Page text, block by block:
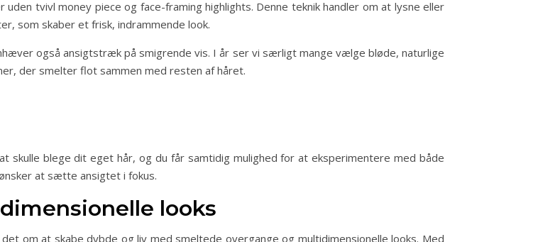
tvivl money piece og face-framing highlights. Denne teknik handler om at lysne eller
som skaber et frisk, indrammende look.
også ansigtstræk på smigrende vis. I år ser vi særligt mange vælge bløde, naturlige
der smelter flot sammen med resten af håret.
skulle blege dit eget hår, og du får samtidig mulighed for at eksperimentere med både
at sætte ansigtet i fokus.
looks
om at skabe dybde og liv med smeltede overgange og multidimensionelle looks. Med